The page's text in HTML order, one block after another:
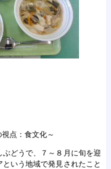
点：食文化～
どうで、７～８月に旬を迎
いう地域で発見されたこと